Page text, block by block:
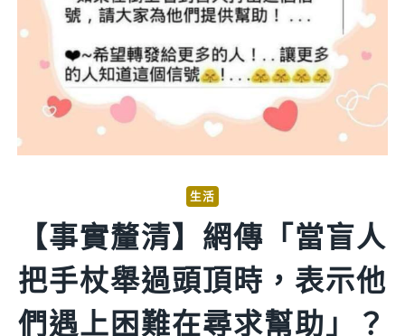
生活
【事實釐清】網傳「當盲人
把手杖舉過頭頂時，表示他
們遇上困難在尋求幫助」？